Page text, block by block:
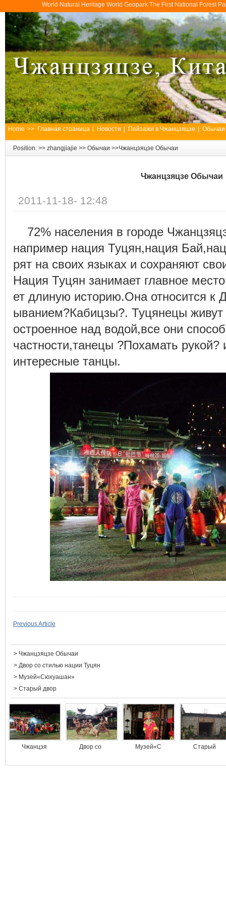
World Natural Heritage World Geopark The First National
Home >> Главная страница Новости Пейзажи в Чжанцзяцзе Обычаи
Position: >> zhangjiajie >> Обычаи >>Чжанцзяцзе Обычаи
Чжанцзяцзе Обычаи
2011-11-18- 12:48
72% населения в городе
например нация Туцян,нация
рят на своих языках и сохраняют
Нация Туцян занимает главное
ет длиную историю.Она относится к
ыванием?Кабицзы?. Туцянецы живут
остроенное над водой,все они
частности,танецы ?Похамать
интересные танцы.
Previous Article
> Чжанцзяцзе Обычаи
> Двор со стилью нации Туцян
> Музей«Сюхуашан»
> Старый двор
Чжанцзя Двор со Музей«С Старый